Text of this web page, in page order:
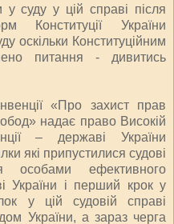
суду у цій справі після
Конституції України
оскільки Конституційним
питання - дивитись
«Про захист прав
надає право Високій
– державі України
які припустилися судові
особами ефективного
України і перший крок у
у цій судовій справі
України, а зараз черга